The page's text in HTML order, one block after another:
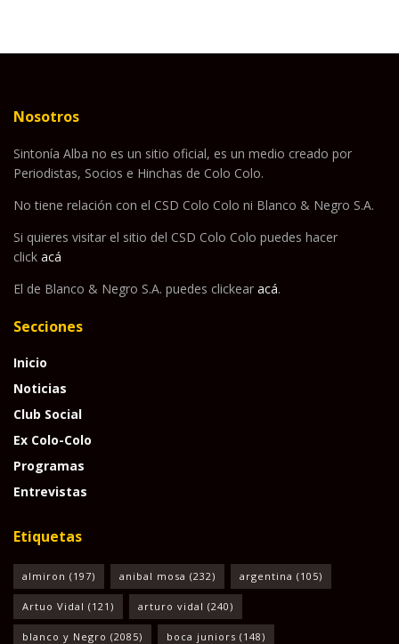
Nosotros
Sintonía Alba no es un sitio oficial, es un medio creado por
Periodistas, Socios e Hinchas de Colo Colo.
No tiene relación con el CSD Colo Colo ni Blanco & Negro S.A.
Si quieres visitar el sitio del CSD Colo Colo puedes hacer
click acá
El de Blanco & Negro S.A. puedes clickear acá.
Secciones
Inicio
Noticias
Club Social
Ex Colo-Colo
Programas
Entrevistas
Etiquetas
almiron (197) anibal mosa (232) argentina (105)
Artuo Vidal (121) arturo vidal (240)
blanco y Negro (2085) boca juniors (148)